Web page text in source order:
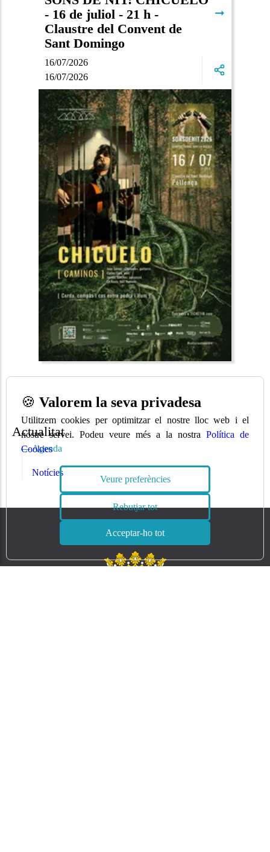
Actualitat
Agenda
Notícies
16/07/2026
16/07/2026
- 16 de juliol - 21 h -
Claustre del Convent de
Sant Domingo
➞
🍪 Valorem la seva privadesa
Utilitzem cookies per optimitzar el nostre lloc web i el
nostre servei. Podeu veure més a la nostra Política de
Cookies
Veure preferències
Rebutjar tot
Acceptar-ho tot